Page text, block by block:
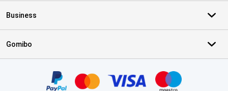
Business
Gomibo